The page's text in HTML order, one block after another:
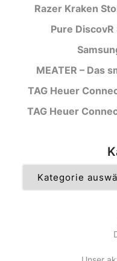
Razer Kraken
Pure
MEATER – Das
TAG Heuer
TAG Heuer